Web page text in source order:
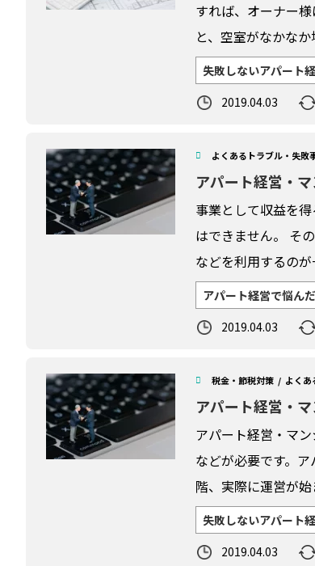
すれば、オーナー
と、空室がなかな
失敗しないアパート
2019.04.03
よくあるトラブル・失敗
アパート経営・
事業として収益を
はできません。 そ
などを利用するの
アパート経営で悩ん
2019.04.03
税金・節税対策 よくあ
アパート経営・
アパート経営・マ
などが必要です。
階、実際に運営が
失敗しないアパート
2019.04.03